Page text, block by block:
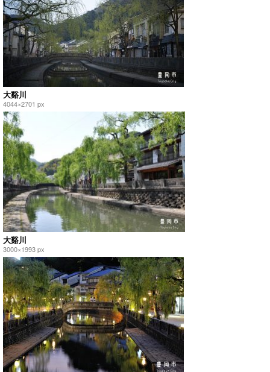
大谿川
4044×2701 px
大谿川
3000×1993 px